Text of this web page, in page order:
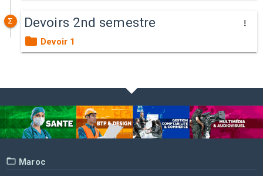
Devoirs 2nd semestre
Devoir 1
Maroc